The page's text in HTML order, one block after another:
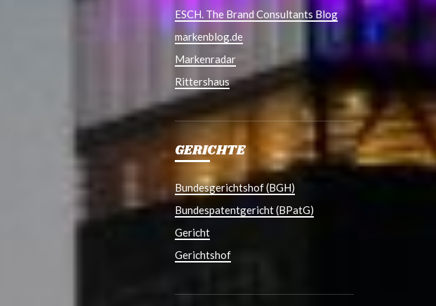
ESCH. The Brand Consultants Blog
markenblog.de
Markenradar
Rittershaus
GERICHTE
Bundesgerichtshof (BGH)
Bundespatentgericht (BPatG)
Gericht
Gerichtshof